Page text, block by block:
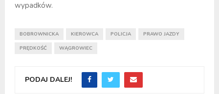
wypadków.
BOBROWNICKA KIEROWCA POLICJA PRAWO JAZDY
PRĘDKOŚĆ WĄGROWIEC
PODAJ DALEJ!